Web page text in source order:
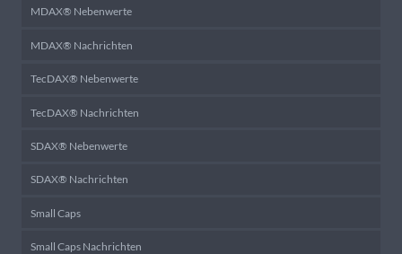
MDAX® Nebenwerte
MDAX® Nachrichten
TecDAX® Nebenwerte
TecDAX® Nachrichten
SDAX® Nebenwerte
SDAX® Nachrichten
Small Caps
Small Caps Nachrichten